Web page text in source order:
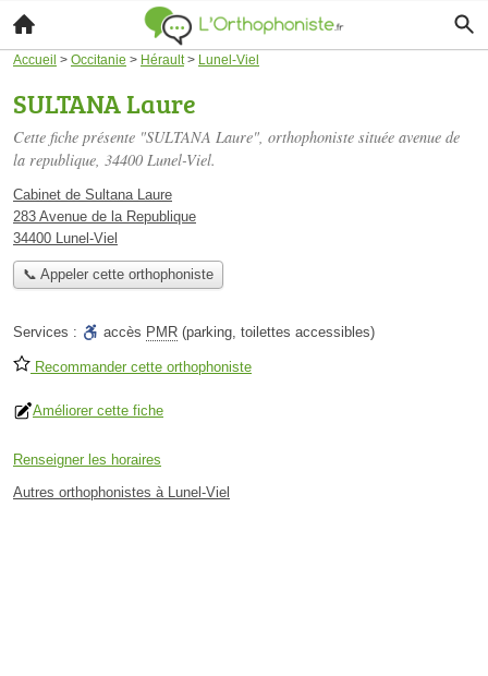
Accueil > Occitanie > Hérault> Lunel-Viel
SULTANA Laure
Cette fiche présente "SULTANA Laure", orthophoniste située avenue de
la republique, 34400 Lunel-Viel.
Cabinet de Sultana Laure
283 Avenue de la Republique
34400 Lunel-Viel
📞 Appeler cette orthophoniste
Services : accès PMR (parking, toilettes accessibles)
Recommander cette orthophoniste
Améliorer cette fiche
Renseigner les horaires
Autres orthophonistes à Lunel-Viel